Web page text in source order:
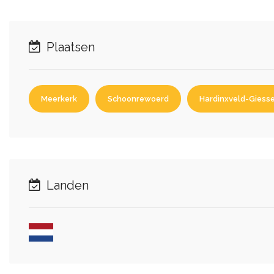
Plaatsen
Meerkerk Schoonrewoerd Hardinxveld-
Landen